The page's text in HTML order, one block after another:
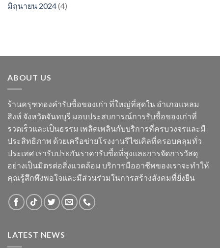
มิถุนายน 2024(4)
ABOUT US
ร้านครุฑทองคำรับซื้อของเก่า ที่ใหญ่ที่สุดใน อำเภอแหลม
สิงห์ จังหวัดจันทบุรี มอบประสบการณ์การรับซื้อของเก่าที่
รวดเร็วและเป็นธรรม เพลิดเพลินกับบริการที่ครบวงจรและมี
ประสิทธิภาพ ด้วยเครือข่ายโรงงานรีไซเคิลที่ครอบคลุมทั่ว
ประเทศ เรารับประกันราคารับซื้อที่สูงและการจัดการวัสดุ
อย่างเป็นมิตรต่อสิ่งแวดล้อม บริการมืออาชีพของเราจะทำให้
คุณรู้สึกพึงพอใจและมีส่วนร่วมในการสร้างสังคมที่ยั่งยืน
LATEST NEWS